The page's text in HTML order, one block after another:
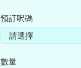
預訂呎碼
數量